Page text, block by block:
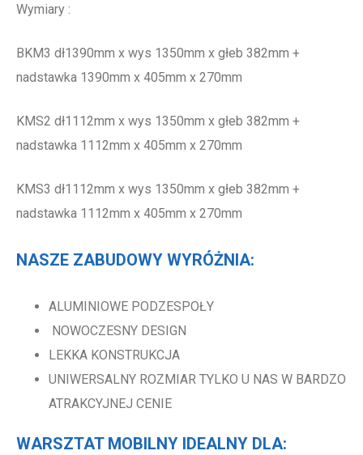
Wymiary :
BKM3 dł1390mm x wys 1350mm x głeb 382mm +
nadstawka 1390mm x 405mm x 270mm
KMS2 dł1112mm x wys 1350mm x głeb 382mm +
nadstawka 1112mm x 405mm x 270mm
KMS3 dł1112mm x wys 1350mm x głeb 382mm +
nadstawka 1112mm x 405mm x 270mm
NASZE ZABUDOWY WYRÓŻNIA:
ALUMINIOWE PODZESPOŁY
NOWOCZESNY DESIGN
LEKKA KONSTRUKCJA
UNIWERSALNY ROZMIAR TYLKO U NAS W BARDZO
ATRAKCYJNEJ CENIE
WARSZTAT MOBILNY IDEALNY DLA: